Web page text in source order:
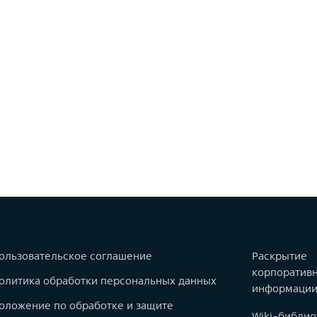
соглашение
обработки персональных данных
по обработке и защите
Раскрытие
информации